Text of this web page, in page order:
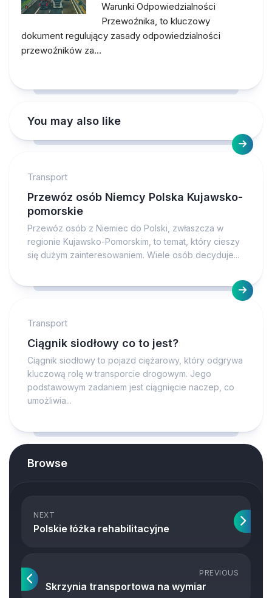
Warunki Odpowiedzialności
Przewoźnika, to kluczowy
dokument regulujący zasady odpowiedzialności
przewoźników za…
You may also like
Transport
Przewóz osób Niemcy Polska Kujawsko-
pomorskie
Przewóz osób z Niemiec do Polski, zwłaszcza w
regionie Kujawsko-Pomorskim, to temat, który cieszy
się dużym zainteresowaniem. Wiele osób decyduje...
Transport
Ciągnik siodłowy co to jest?
Ciągnik siodłowy to pojazd ciężarowy, który odgrywa
kluczową rolę w transporcie drogowym. Jego
podstawowym zadaniem jest ciągnięcie naczep, co
umożliwia...
Browse
NEXT
Polskie łóżka rehabilitacyjne
PREVIOUS
Skrzynia transportowa na wymiar